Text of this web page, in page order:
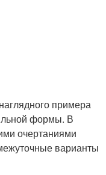
примера
формы. В
очертаниями
варианты